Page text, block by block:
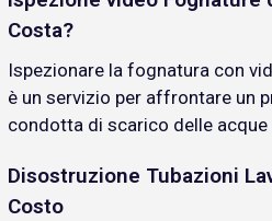
Costa?
Ispezionare la fognatura con
è un servizio per affrontare un
condotta di scarico delle acque
Disostruzione Tubazioni
Costo